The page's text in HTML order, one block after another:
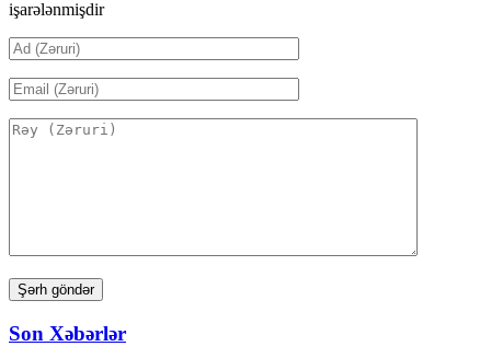
işarələnmişdir
Son Xəbərlər